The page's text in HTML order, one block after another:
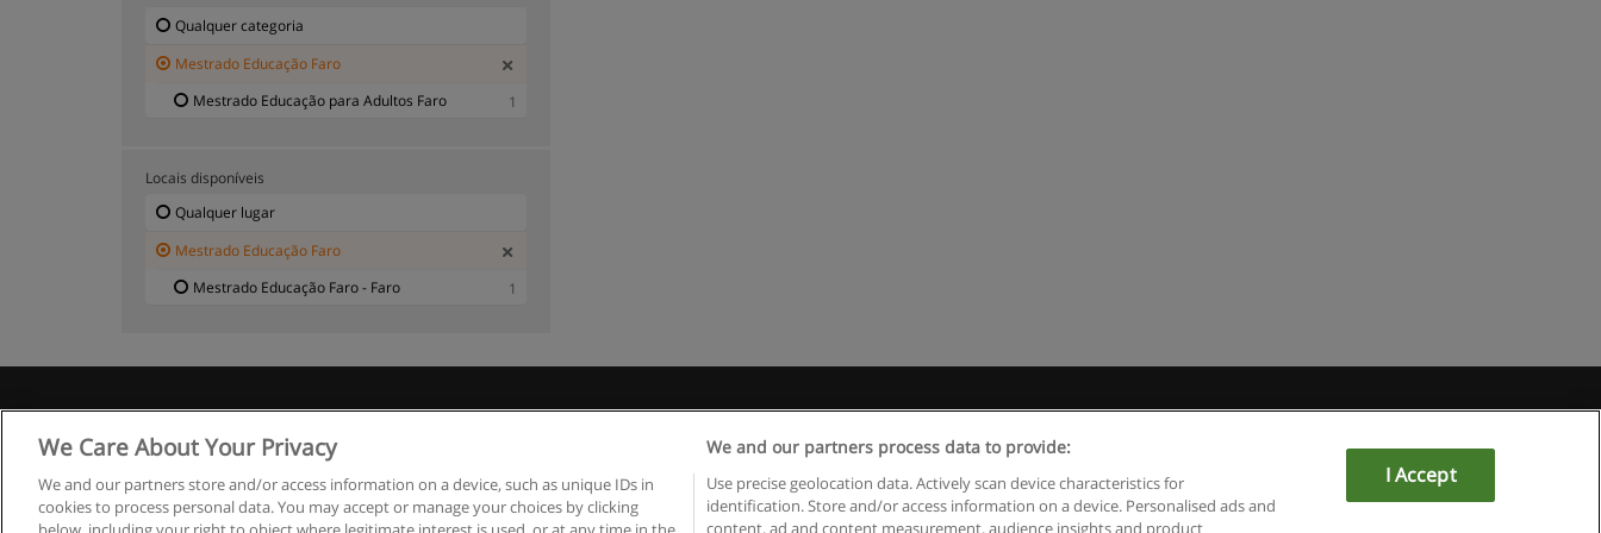
Qualquer categoria
Mestrado Educação Faro
Mestrado Educação para Adultos Faro
1
Locais disponíveis
Qualquer lugar
Mestrado Educação Faro
Mestrado Educação Faro - Faro
1
Copyright © Educaedu Business S.L. - CIF : B-95610580: - www.educaedu.com.pt
We Care About Your Privacy
We and our partners store and/or access information on a device, such as unique IDs in
cookies to process personal data. You may accept or manage your choices by clicking
We and our partners process data to provide:
Use precise geolocation data. Actively scan device characteristics for
identification. Store and/or access information on a device. Personalised ads and
content, ad and content measurement, audience insights and product
I Accept